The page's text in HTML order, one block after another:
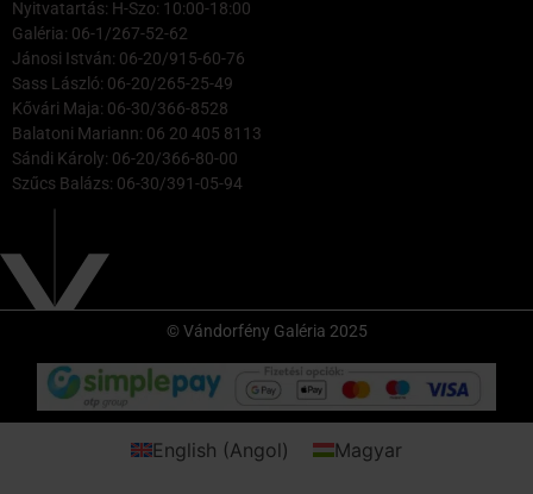
Nyitvatartás: H-Szo: 10:00-18:00
Galéria: 06-1/267-52-62
Jánosi István: 06-20/915-60-76
Sass László: 06-20/265-25-49
Kővári Maja: 06-30/366-8528
Balatoni Mariann: 06 20 405 8113
Sándi Károly: 06-20/366-80-00
Szűcs Balázs: 06-30/391-05-94
© Vándorfény Galéria 2025
English (Angol) Magyar